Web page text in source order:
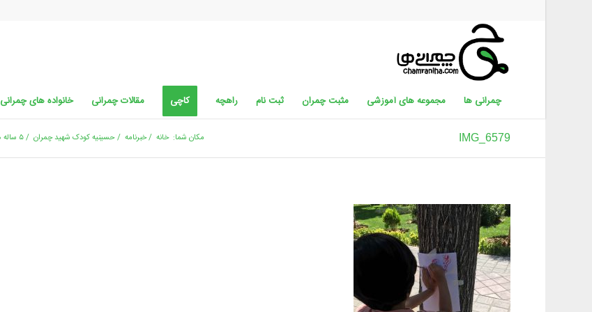
چمرانی ها مجموعه های آموزشی مثبت چمران ثبت نام راهچه کاچی مقالات چمرانی خانواده های چمرانی
IMG_6579 مکان شما: خانه /خبرنامه /حسینیه کودک شهید چمران /۵ ساله های حسینیه کودک شهید چمران